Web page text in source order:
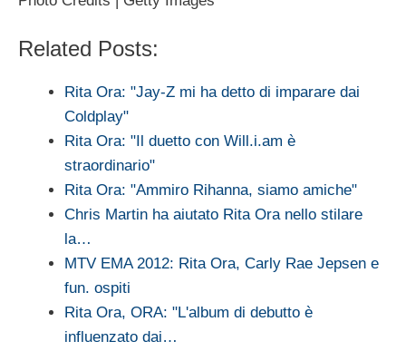
Related Posts:
Rita Ora: "Jay-Z mi ha detto di imparare dai
Coldplay"
Rita Ora: "Il duetto con Will.i.am è
straordinario"
Rita Ora: "Ammiro Rihanna, siamo amiche"
Chris Martin ha aiutato Rita Ora nello stilare
la…
MTV EMA 2012: Rita Ora, Carly Rae Jepsen e
fun. ospiti
Rita Ora, ORA: "L'album di debutto è
influenzato dai…